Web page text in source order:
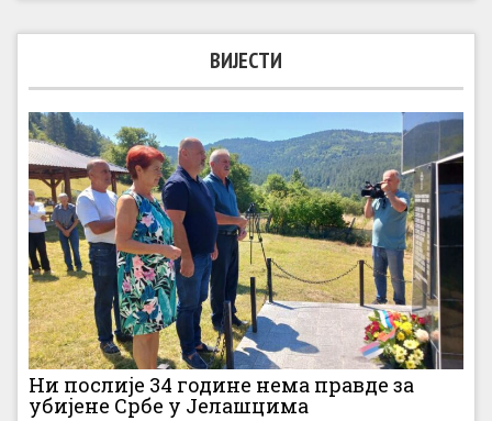
ВИЈЕСТИ
Ни послије 34 године нема правде за
убијене Србе у Јелашцима